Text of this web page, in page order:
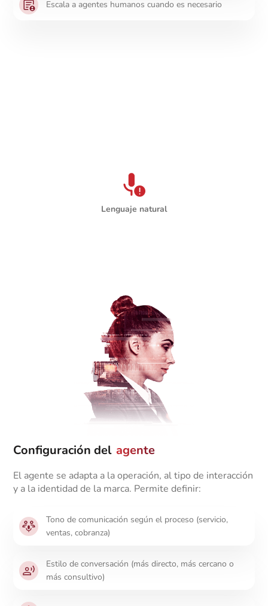
Escala a agentes humanos cuando es necesario
Lenguaje natural
Configuración del agente
El agente se adapta a la operación, al tipo de interacción
y a la identidad de la marca. Permite definir:
Tono de comunicación según el proceso (servicio,
ventas, cobranza)
Estilo de conversación (más directo, más cercano o
más consultivo)